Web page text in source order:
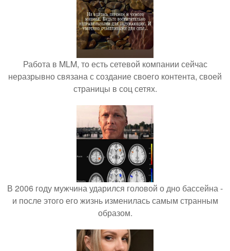
Работа в MLM, то есть сетевой компании сейчас
неразрывно связана с создание своего контента, своей
страницы в соц сетях.
В 2006 году мужчина ударился головой о дно бассейна -
и после этого его жизнь изменилась самым странным
образом.